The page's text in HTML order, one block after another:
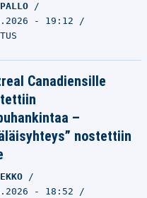
- 19:12
Canadiensille
–
nostettiin
- 18:52